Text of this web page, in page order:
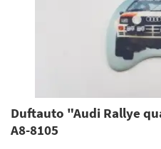
Duftauto "Audi Rallye
A8-8105